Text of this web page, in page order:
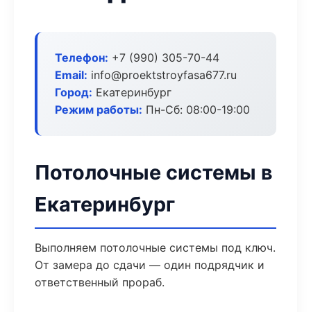
Телефон: +7 (990) 305-70-44
Email: info@proektstroyfasa677.ru
Город: Екатеринбург
Режим работы: Пн-Сб: 08:00-19:00
Потолочные системы в
Екатеринбург
Выполняем потолочные системы под ключ.
От замера до сдачи — один подрядчик и
ответственный прораб.